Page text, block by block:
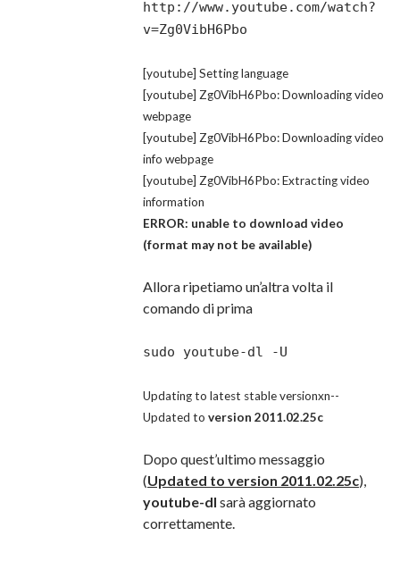
http://www.youtube.com/watch?
v=Zg0VibH6Pbo
[youtube] Setting language
[youtube] Zg0VibH6Pbo: Downloading video
webpage
[youtube] Zg0VibH6Pbo: Downloading video
info webpage
[youtube] Zg0VibH6Pbo: Extracting video
information
ERROR: unable to download video
(format may not be available)
Allora ripetiamo un’altra volta il
comando di prima
sudo youtube-dl -U
Updating to latest stable versionxn--
Updated to version 2011.02.25c
Dopo quest’ultimo messaggio
(Updated to version 2011.02.25c),
youtube-dl sarà aggiornato
correttamente.